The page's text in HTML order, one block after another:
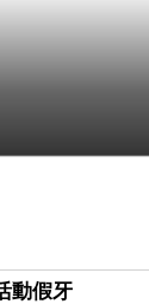
動假牙